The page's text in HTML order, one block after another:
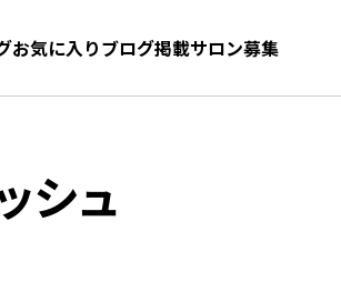
お気に入りブログ掲載サロン募集
気に入り 髪型をさがす
シュ